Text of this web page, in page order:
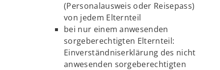
(Personalausweis oder Reisepass)
von jedem Elternteil
bei nur einem anwesenden
sorgeberechtigten Elternteil:
Einverständniserklärung des nicht
anwesenden sorgeberechtigten